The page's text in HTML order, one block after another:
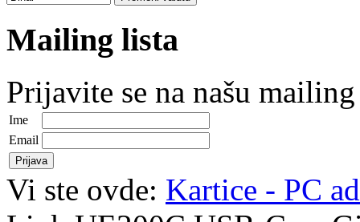
Mailing lista
Prijavite se na našu
Ime
Email
Vi ste ovde: Kartice - PC